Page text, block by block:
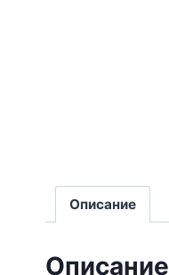
Описание
Описание